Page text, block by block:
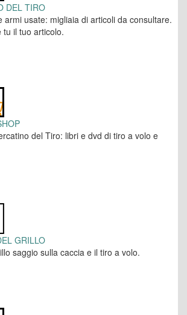
DEL TIRO
armi usate: migliaia di articoli da consultare.
tu il tuo articolo.
del Tiro: libri e dvd di tiro a volo e
GRILLO
saggio sulla caccia e il tiro a volo.